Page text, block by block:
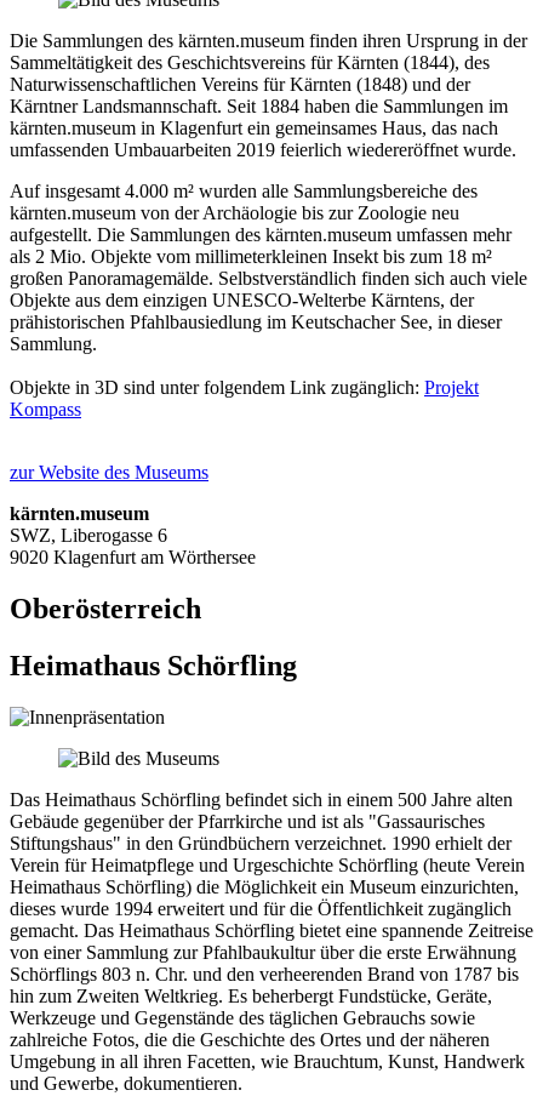
Die Sammlungen des kärnten.museum finden ihren Ursprung in der
Sammeltätigkeit des Geschichtsvereins für Kärnten (1844), des
Naturwissenschaftlichen Vereins für Kärnten (1848) und der
Kärntner Landsmannschaft. Seit 1884 haben die Sammlungen im
kärnten.museum in Klagenfurt ein gemeinsames Haus, das nach
umfassenden Umbauarbeiten 2019 feierlich wiedereröffnet wurde.
Auf insgesamt 4.000 m² wurden alle Sammlungsbereiche des
kärnten.museum von der Archäologie bis zur Zoologie neu
aufgestellt. Die Sammlungen des kärnten.museum umfassen mehr
als 2 Mio. Objekte vom millimeterkleinen Insekt bis zum 18 m²
großen Panoramagemälde. Selbstverständlich finden sich auch viele
Objekte aus dem einzigen UNESCO-Welterbe Kärntens, der
prähistorischen Pfahlbausiedlung im Keutschacher See, in dieser
Sammlung.
Objekte in 3D sind unter folgendem Link zugänglich: Projekt
Kompass
zur Website des Museums
kärnten.museum
SWZ, Liberogasse 6
9020 Klagenfurt am Wörthersee
Oberösterreich
Heimathaus Schörfling
Das Heimathaus Schörfling befindet sich in einem 500 Jahre alten
Gebäude gegenüber der Pfarrkirche und ist als "Gassaurisches
Stiftungshaus" in den Gründbüchern verzeichnet. 1990 erhielt der
Verein für Heimatpflege und Urgeschichte Schörfling (heute Verein
Heimathaus Schörfling) die Möglichkeit ein Museum einzurichten,
dieses wurde 1994 erweitert und für die Öffentlichkeit zugänglich
gemacht. Das Heimathaus Schörfling bietet eine spannende Zeitreise
von einer Sammlung zur Pfahlbaukultur über die erste Erwähnung
Schörflings 803 n. Chr. und den verheerenden Brand von 1787 bis
hin zum Zweiten Weltkrieg. Es beherbergt Fundstücke, Geräte,
Werkzeuge und Gegenstände des täglichen Gebrauchs sowie
zahlreiche Fotos, die die Geschichte des Ortes und der näheren
Umgebung in all ihren Facetten, wie Brauchtum, Kunst, Handwerk
und Gewerbe, dokumentieren.